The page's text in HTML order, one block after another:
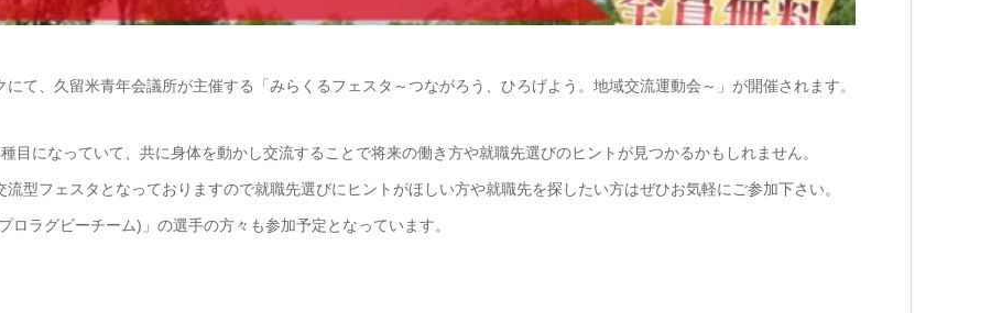
て、久留米青年会議所が主催する「みらくるフェスタ～つながろう、ひろげよう。地域交流運動会～」が開催されます。
目になっていて、共に身体を動かし交流することで将来の働き方や就職先選びのヒントが見つかるかもしれません。
型フェスタとなっておりますので就職先選びにヒントがほしい方や就職先を探したい方はぜひお気軽にご参加下さい。
ラグビーチーム)」の選手の方々も参加予定となっています。